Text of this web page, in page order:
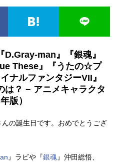
man』『銀魂』
These』『うたの☆プ
ナルファンタジーVII』
は？ − アニメキャラクタ
版）
の誕生日です。おめでとうござ
』ラビや『銀魂』沖田総悟、